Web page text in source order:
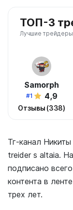
ТОП-3
Лучшие трейдеры
Samorph
#1 4,9
Отзывы (338)
Тг-канал
treider s altaia.
подписано
контента в
трех лет.